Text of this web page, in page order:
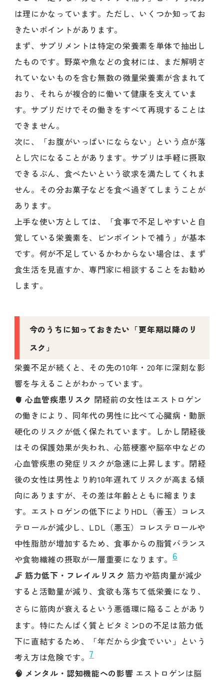
は理にかなっています。ただし、いくつか知ってお
きたいポイントがあります。
まず、サプリメントは特定の栄養素を単体で抽出し
たものです。野菜や魚などの食材には、まだ解明さ
れていないものを含む無数の微量栄養素が含まれて
おり、それらが複合的に働いて健康を支えていま
す。サプリだけでその働きをすべて再現することは
できません。
次に、「お腹がいっぱいにならない」という点が落
とし穴になることがあります。サプリは手軽に摂取
できるぶん、食べたいという欲求を満たしてくれま
せん。その分お菓子などを食べ過ぎてしまうことが
あります。
上手な使い方としては、「食事で不足しやすいと自
覚している栄養素を、ピンポイントで補う」が基本
です。何が不足しているかわからない場合は、まず
食生活を見直すか、専門家に相談することをお勧め
します。
今のうちに知っておきたい「更年期以降のリ
スク」
栄養不足が続くと、その先の10年・20年に深刻な影
響を与えることがわかっています。
🫀 心血管疾患リスク 閉経前の女性はエストロゲン
の働きにより、同年代の男性に比べて心臓病・動脈
硬化のリスクが低く保たれています。しかし閉経後
はその保護効果が失われ、心筋梗塞や脳卒中などの
心血管疾患の発症リスクが急速に上昇します。閉経
後の女性は男性より約10年遅れてリスクが高まる傾
向にありますが、その差は年齢とともに縮まりま
す。エストロゲンの低下によりHDL（善玉）コレス
テロールが減少し、LDL（悪玉）コレステロールや
中性脂肪が増加するため、食事からの脂質バランス
や食物繊維の摂取が一層重要になります。6
🦵 筋力低下・フレイルリスク 筋力や筋肉量が減少
すると活動量が減り、食欲も落ちて低栄養になり、
さらに筋肉が衰えるという悪循環に陥ることがあり
ます。特にたんぱく質とビタミンDの不足は筋力低
下に直結するため、「年だから少食でいい」という
考え方は危険です。7
🧠 メンタル・認知機能への影響 エストロゲンは脳